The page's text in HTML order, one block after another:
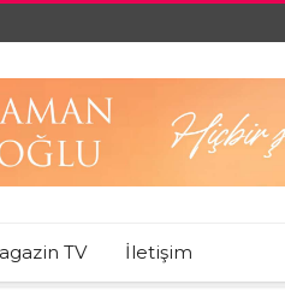
TV İletişim